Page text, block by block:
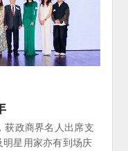
获政商界名人出席支
星用家亦有到场庆